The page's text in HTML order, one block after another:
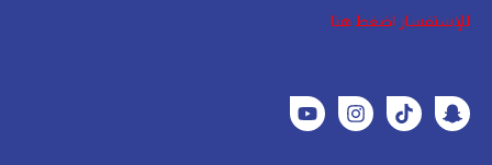
للإستفسار اضغط هنا